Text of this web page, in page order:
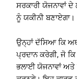
ਸਰਕਾਰੀ ਯੋਜਨਾਵਾਂ
ਨੂੰ ਯਕੀਨੀ ਬਣਾਏਗਾ।
ਉਨ੍ਹਾਂ ਦੱਸਿਆ ਕਿ
ਪ੍ਰਦਾਨ ਕਰੇਗੀ, ਜੋ
ਭਲਾਈ ਯੋਜਨਾਵਾਂ